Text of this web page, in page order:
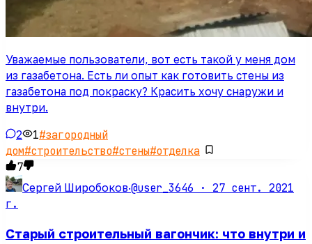
Уважаемые пользователи, вот есть такой у меня дом
из газабетона. Есть ли опыт как готовить стены из
газабетона под покраску? Красить хочу снаружи и
внутри.
2 1#загородный
дом#строительство#стены#отделка
7
Сергей Широбоков·@user_3646 · 27 сент. 2021
г.
Старый строительный вагончик: что внутри и